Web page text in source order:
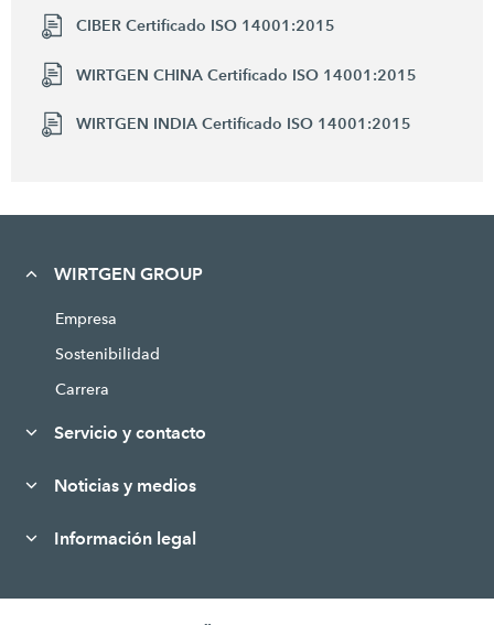
CIBER Certificado ISO 14001:2015
WIRTGEN CHINA Certificado ISO 14001:2015
WIRTGEN INDIA Certificado ISO 14001:2015
WIRTGEN GROUP
Empresa
Sostenibilidad
Carrera
Servicio y contacto
Noticias y medios
Información legal